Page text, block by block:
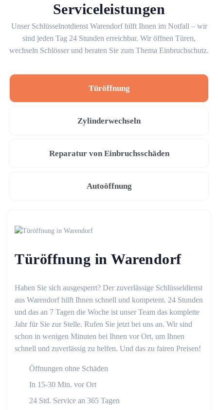
Serviceleistungen
Unser Schlüsselnotdienst Warendorf hilft Ihnen im Notfall – wir
sind jeden Tag 24 Stunden erreichbar. Wir öffnen Türen,
wechseln Schlösser und beraten Sie zum Thema Einbruchschutz.
Türöffnung
Zylinderwechseln
Reparatur von Einbruchsschäden
Autoöffnung
Türöffnung in Warendorf
Haben Sie sich ausgesperrt? Der zuverlässige Schlüsseldienst
aus Warendorf hilft Ihnen schnell und kompetent. 24 Stunden
und das an 7 Tagen die Woche ist unser Team das komplette
Jahr für Sie zur Stelle. Rufen Sie jetzt bei uns an. Wir sind
schon in wenigen Minuten bei Ihnen vor Ort, um Ihnen
schnell und zuverlässig zu helfen. Und das zu fairen Preisen!
Öffnungen ohne Schäden
In 15-30 Min. vor Ort
24 Std. Service an 365 Tagen